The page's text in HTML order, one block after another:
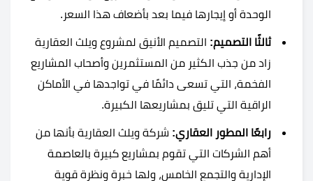
الوحدة أو إيجارها فيما بعد بأضعاف هذا السعر.
ثالثًا التصميم: التصميم الأنيق لمشروع ويلث العقارية
زاد من جذب الكثير من المستثمرين وأصحاب المشاريع
الفخمة، التي تسعى دائمًا في تواجدها في الأماكن
الراقية التي تليق بمشاريعها الكبيرة.
رابعًا المطور العقاري: شركة ويلث العقارية بأنها من
أهم الشركات التي تقوم بمشاريع كبيرة بالعاصمة
الإدارية والتجمع الخامس، ولها خبرة ونظرة قوية